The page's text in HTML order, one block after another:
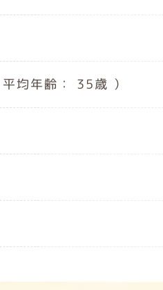
均年齢： 35歳 ）